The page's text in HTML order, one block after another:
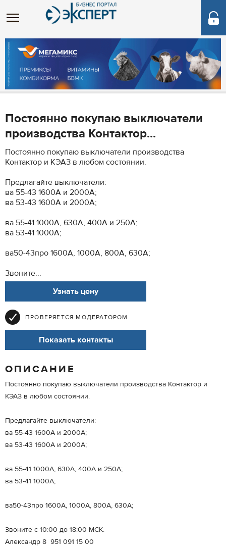
Постоянно покупаю выключатели
производства Контактор...
Постоянно покупаю выключатели производства
Контактор и КЭАЗ в любом состоянии.
Предлагайте выключатели:
ва 55-43 1600А и 2000А;
ва 53-43 1600А и 2000А;
ва 55-41 1000А, 630А, 400А и 250А;
ва 53-41 1000А;
ва50-43про 1600А, 1000А, 800А, 630А;
Звоните...
Узнать цену
ПРОВЕРЯЕТСЯ МОДЕРАТОРОМ
Показать контакты
ОПИСАНИЕ
Постоянно покупаю выключатели производства Контактор и
КЭАЗ в любом состоянии.
Предлагайте выключатели:
ва 55-43 1600А и 2000А;
ва 53-43 1600А и 2000А;
ва 55-41 1000А, 630А, 400А и 250А;
ва 53-41 1000А;
ва50-43про 1600А, 1000А, 800А, 630А;
Звоните с 10:00 до 18:00 МСК.
Александр 8 951 091 15 00